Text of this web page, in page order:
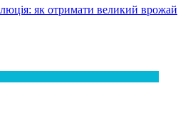
як отримати великий врожай